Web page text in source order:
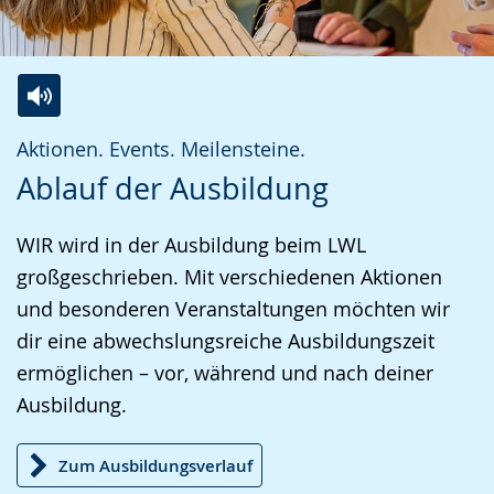
Aktionen. Events. Meilensteine.
Ablauf der Ausbildung
WIR wird in der Ausbildung beim LWL
großgeschrieben. Mit verschiedenen Aktionen
und besonderen Veranstaltungen möchten wir
dir eine abwechslungsreiche Ausbildungszeit
ermöglichen – vor, während und nach deiner
Ausbildung.
Zum Ausbildungsverlauf
Leichten
Sprache
Audio-
Unterstützung.
Video
in
Gebärdensprache
wird
angezeigt.